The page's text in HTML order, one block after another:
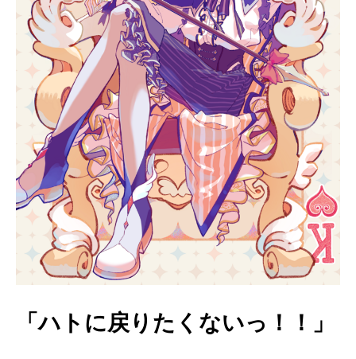
「ハトに戻りたくないっ！！」